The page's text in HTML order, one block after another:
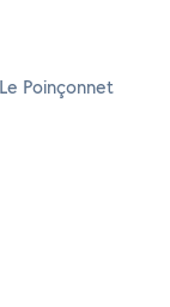
Poinçonnet